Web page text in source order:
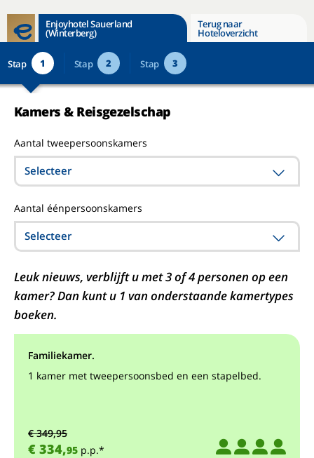
Enjoyhotel Sauerland
(Winterberg)
Terug naar
Hoteloverzicht
Stap 1 Stap 2 Stap 3
Kamers & Reisgezelschap
Aantal tweepersoonskamers
Selecteer
Aantal éénpersoonskamers
Selecteer
Leuk nieuws, verblijft u met 3 of 4 personen op een
kamer? Dan kunt u 1 van onderstaande kamertypes
boeken.
Familiekamer.
1 kamer met tweepersoonsbed en een stapelbed.
€ 349,95
€ 334,95 p.p.*